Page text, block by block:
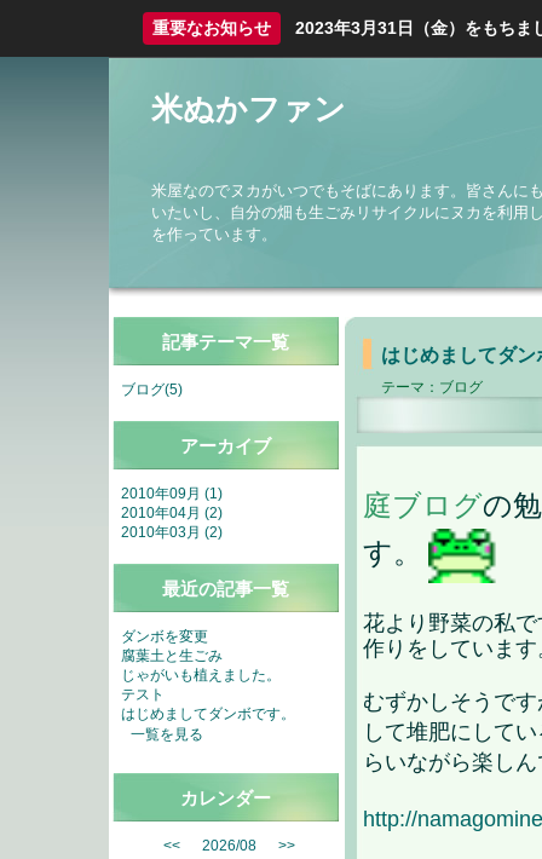
重要なお知らせ 2023年3月31日（金）をもちま
米ぬかファン
米屋なのでヌカがいつでもそばにあります。皆さんに
いたいし、自分の畑も生ごみリサイクルにヌカを利用
を作っています。
はじめましてダン
テーマ： ブログ
庭ブログの
す。
花より野菜の私
作りをしています
むずかしそうで
して堆肥にして
らいながら楽し
http://
記事テーマ一覧
ブログ(5)
アーカイブ
2010年09月 (1)
2010年04月 (2)
2010年03月 (2)
最近の記事一覧
ダンボを変更
腐葉土と生ごみ
じゃがいも植えました。
テスト
はじめましてダンボです。
一覧を見る
カレンダー
<<2026/08 >>